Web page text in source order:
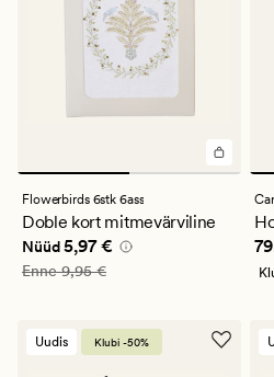
Flowerbirds 6stk 6ass
Doble kort mitmevärviline
Nåværende pris_ee
Nüüd5,97 €
Vanlig pris_ee
Enne9,95 €
Uudis Klubi -50%